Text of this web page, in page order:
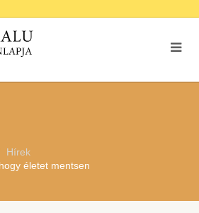
Hírek
életet mentsen